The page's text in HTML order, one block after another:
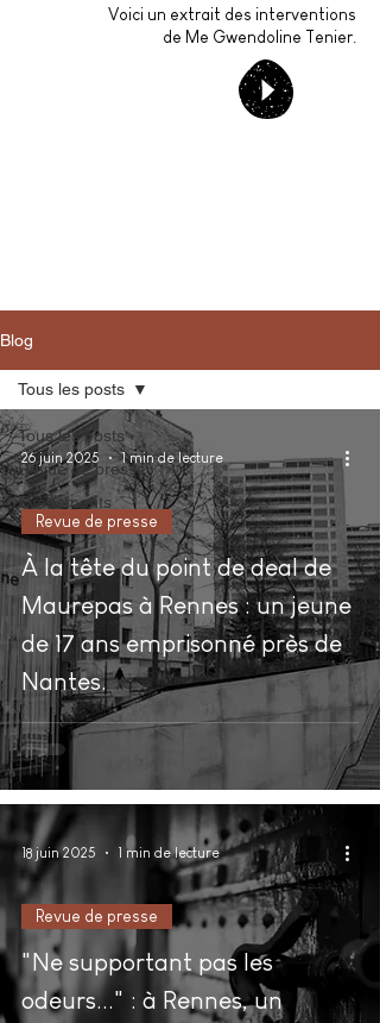
Voici un extrait des interventions
de Me Gwendoline Tenier.
Blog
Tous les posts
Revue de presse
Évènements
Tous les posts
À la tête du point de deal de
Maurepas à Rennes : un jeune
de 17 ans emprisonné près de
Nantes.
Revue de presse
26 juin 2025 1 min de lecture
"Ne supportant pas les
odeurs..." : à Rennes, un
Revue de presse
18 juin 2025 1 min de lecture